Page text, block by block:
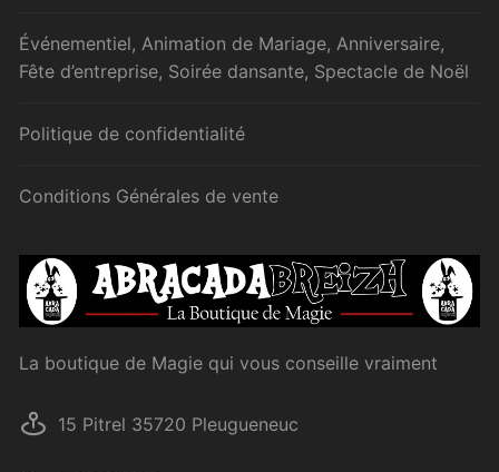
Événementiel, Animation de Mariage, Anniversaire,
Fête d’entreprise, Soirée dansante, Spectacle de Noël
Politique de confidentialité
Conditions Générales de vente
La boutique de Magie qui vous conseille vraiment
15 Pitrel 35720 Pleugueneuc